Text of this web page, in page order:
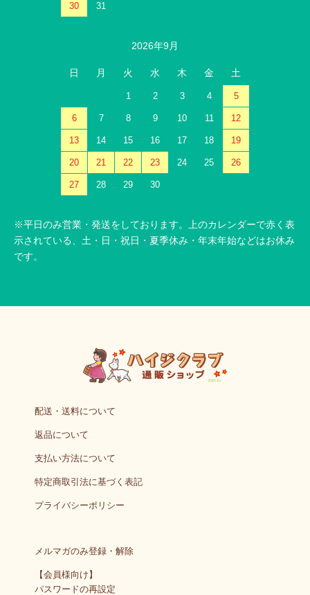
30 31
2026年9月
日 月 火 水 木 金 土
1 2 3 4 5
6 7 8 9 10 11 12
13 14 15 16 17 18 19
20 21 22 23 24 25 26
27 28 29 30
※平日のみ営業・発送をしております。上のカレンダーで赤く表
示されている、土・日・祝日・夏季休み・年末年始などはお休み
です。
配送・送料について
返品について
支払い方法について
特定商取引法に基づく表記
プライバシーポリシー
メルマガのみ登録・解除
【会員様向け】
パスワードの再設定